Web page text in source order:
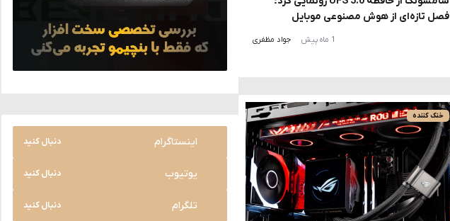
فصل تازه‌ای از هوش مصنوعی موبایل
1 ماه پیش جواد مظفری
خنک کننده
اینستاگرام دنبال کنید
یوتیوب دنبال کنید
تلگرام دنبال کنید